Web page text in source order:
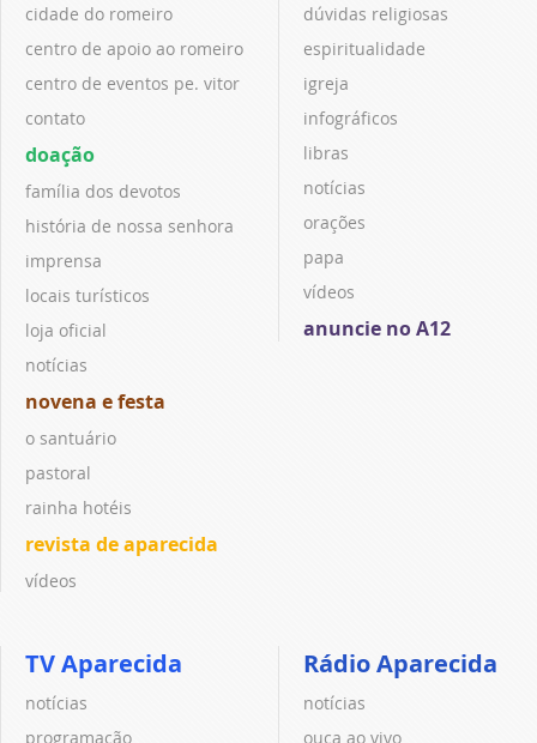
cidade do romeiro
centro de apoio ao romeiro
centro de eventos pe. vitor
contato
doação
família dos devotos
história de nossa senhora
imprensa
locais turísticos
loja oficial
notícias
novena e festa
o santuário
pastoral
rainha hotéis
revista de aparecida
vídeos
dúvidas religiosas
espiritualidade
igreja
infográficos
libras
notícias
orações
papa
vídeos
anuncie no A12
TV Aparecida
notícias
programação
Rádio Aparecida
notícias
ouça ao vivo